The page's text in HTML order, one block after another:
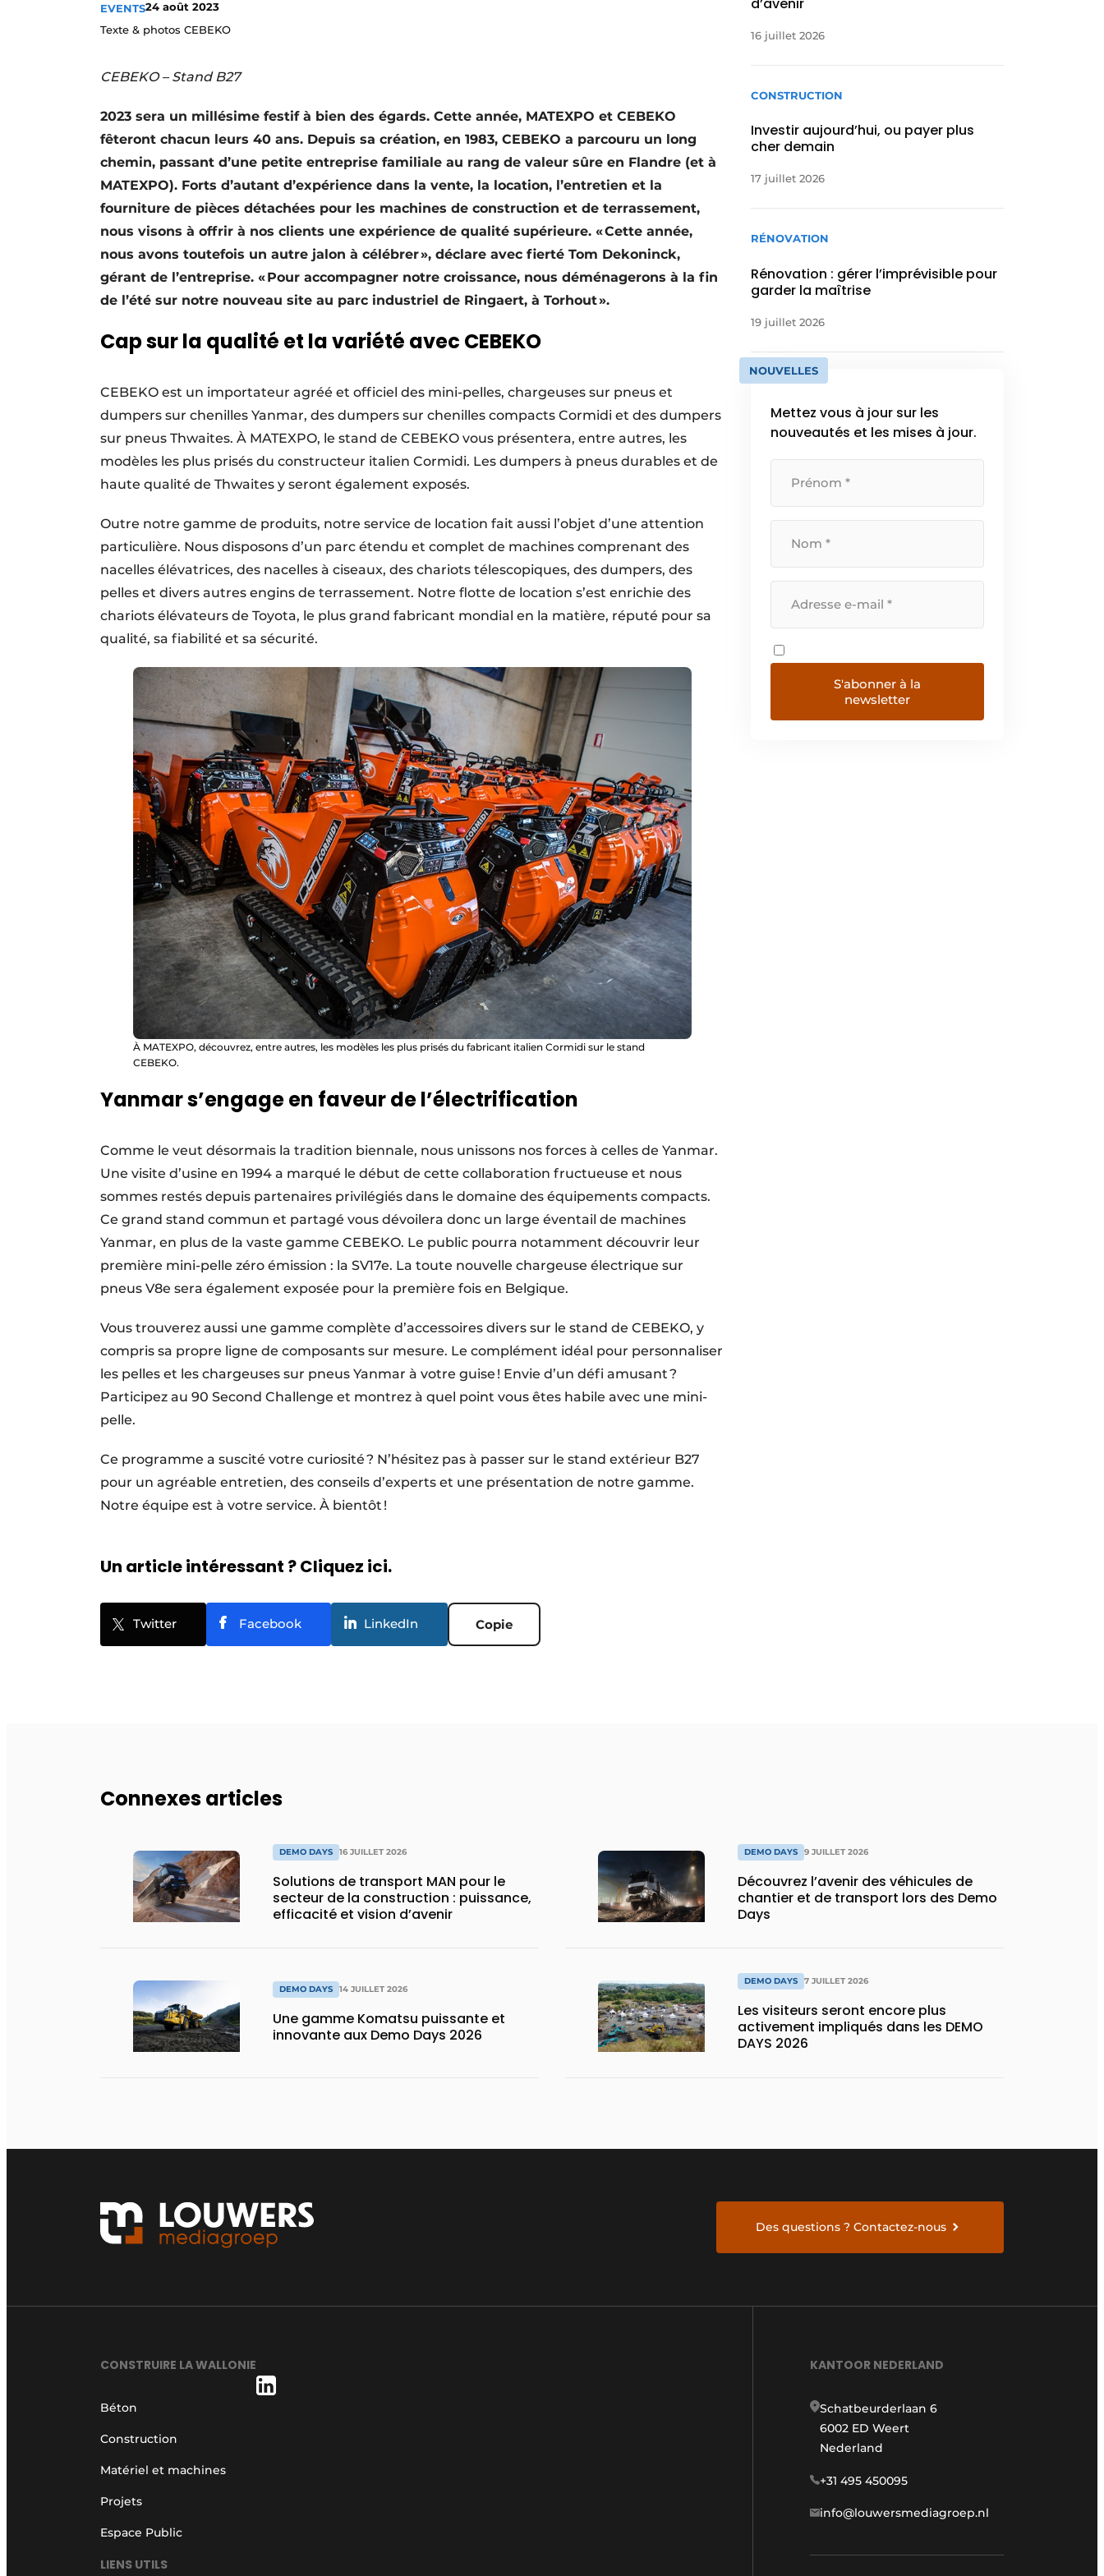
EVENTS24 août 2023
Texte & photos CEBEKO
CEBEKO – Stand B27
2023 sera un millésime festif à bien des égards. Cette année, MATEXPO et CEBEKO
fêteront chacun leurs 40 ans. Depuis sa création, en 1983, CEBEKO a parcouru un long
chemin, passant d’une petite entreprise familiale au rang de valeur sûre en Flandre (et à
MATEXPO). Forts d’autant d’expérience dans la vente, la location, l’entretien et la
fourniture de pièces détachées pour les machines de construction et de terrassement,
nous visons à offrir à nos clients une expérience de qualité supérieure. « Cette année,
nous avons toutefois un autre jalon à célébrer », déclare avec fierté Tom Dekoninck,
gérant de l’entreprise. « Pour accompagner notre croissance, nous déménagerons à la fin
de l’été sur notre nouveau site au parc industriel de Ringaert, à Torhout ».
Cap sur la qualité et la variété avec CEBEKO
CEBEKO est un importateur agréé et officiel des mini-pelles, chargeuses sur pneus et
dumpers sur chenilles Yanmar, des dumpers sur chenilles compacts Cormidi et des dumpers
sur pneus Thwaites. À MATEXPO, le stand de CEBEKO vous présentera, entre autres, les
modèles les plus prisés du constructeur italien Cormidi. Les dumpers à pneus durables et de
haute qualité de Thwaites y seront également exposés.
Outre notre gamme de produits, notre service de location fait aussi l’objet d’une attention
particulière. Nous disposons d’un parc étendu et complet de machines comprenant des
nacelles éléva­trices, des nacelles à ciseaux, des chariots téle­scopiques, des dumpers, des
pelles et divers autres engins de terrassement. Notre flotte de location s’est enrichie des
chariots élévateurs de Toyota, le plus grand fabricant mondial en la matière, réputé pour sa
qualité, sa fiabilité et sa sécurité.
À MATEXPO, découvrez, entre autres, les modèles les plus prisés du fabricant italien Cormidi sur le stand
CEBEKO.
Yanmar s’engage en faveur de l’électrification
Comme le veut désormais la tradition biennale, nous unissons nos forces à celles de Yanmar.
Une visite d’usine en 1994 a marqué le début de cette collaboration fructueuse et nous
sommes restés depuis partenaires privilégiés dans le domaine des équipements compacts.
Ce grand stand commun et partagé vous dévoilera donc un large éventail de machines
Yanmar, en plus de la vaste gamme CEBEKO. Le public pourra notamment découvrir leur
première mini-pelle zéro émission : la SV17e. La toute nouvelle chargeuse électrique sur
pneus V8e sera également exposée pour la première fois en Belgique.
Vous trouverez aussi une gamme complète d’accessoires divers sur le stand de CEBEKO, y
compris sa propre ligne de composants sur mesure. Le complément idéal pour personnaliser
les pelles et les chargeuses sur pneus Yanmar à votre guise ! Envie d’un défi amusant ?
Participez au 90 Second Challenge et montrez à quel point vous êtes habile avec une mini-
pelle.
Ce programme a suscité votre curiosité ? N’hésitez pas à passer sur le stand extérieur B27
pour un agréable entretien, des conseils d’experts et une présentation de notre gamme.
Notre équipe est à votre service. À bientôt !
Un article intéressant ? Cliquez ici.
Twitter Facebook LinkedIn Copie
16 juillet 2026
CONSTRUCTION
Investir aujourd’hui, ou payer plus
cher demain
17 juillet 2026
RÉNOVATION
Rénovation : gérer l’imprévisible pour
garder la maîtrise
19 juillet 2026
NOUVELLES
Mettez vous à jour sur les
nouveautés et les mises à jour.
S'abonner à la
newsletter
Connexes articles
DEMO DAYS 16 JUILLET 2026
Solutions de transport MAN pour le
secteur de la construction : puissance,
efficacité et vision d’avenir
DEMO DAYS 14 JUILLET 2026
Une gamme Komatsu puissante et
innovante aux Demo Days 2026
DEMO DAYS 9 JUILLET 2026
Découvrez l’avenir des véhicules de
chantier et de transport lors des Demo
Days
DEMO DAYS 7 JUILLET 2026
Les visiteurs seront encore plus
activement impliqués dans les DEMO
DAYS 2026
Des questions ? Contactez-nous
CONSTRUIRE LA WALLONIE
Béton
Construction
Matériel et machines
Projets
Espace Public
LIENS UTILS
KANTOOR NEDERLAND
Schatbeurderlaan 6
6002 ED Weert
Nederland
+31 495 450095
info@louwersmediagroep.nl